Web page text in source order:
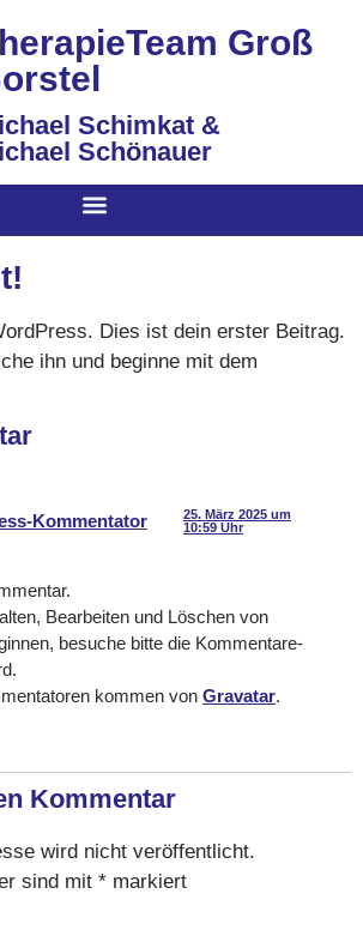
Groß
Schimkat &
Schönauer
Dies ist dein erster Beitrag.
ihn und beginne mit dem
Kommentator
25. März 2025 um
10:59 Uhr
Bearbeiten und Löschen von
besuche bitte die Kommentare-
kommen von Gravatar.
Kommentar
wird nicht veröffentlicht.
sind mit * markiert